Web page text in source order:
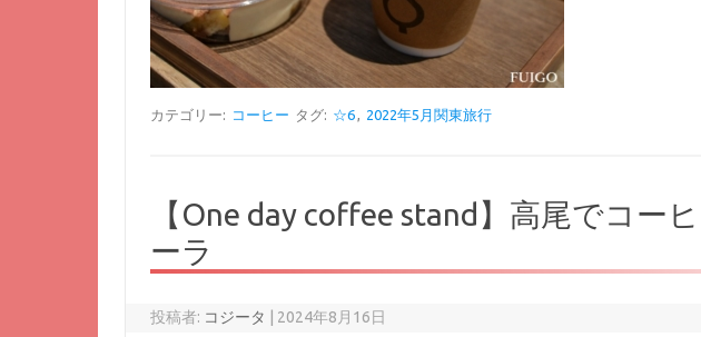
カテゴリー: コーヒー タグ: ☆6, 2022年5月関東旅行
【One day coffee stand】高尾でコー
ーラ
投稿者: コジータ 2024年8月16日